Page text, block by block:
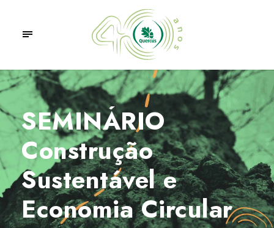
SEMINÁRIO
Construção
Sustentável e
Economia Circular